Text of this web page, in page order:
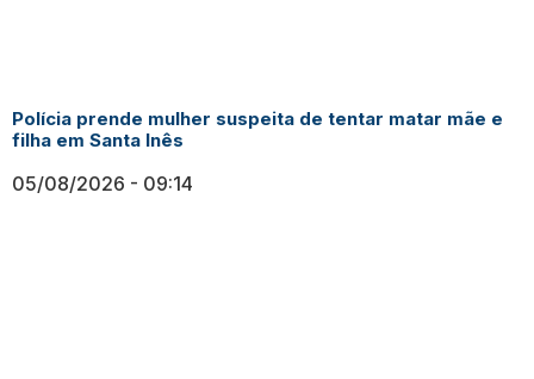
Polícia prende mulher suspeita de tentar matar mãe e
filha em Santa Inês
05/08/2026 09:14